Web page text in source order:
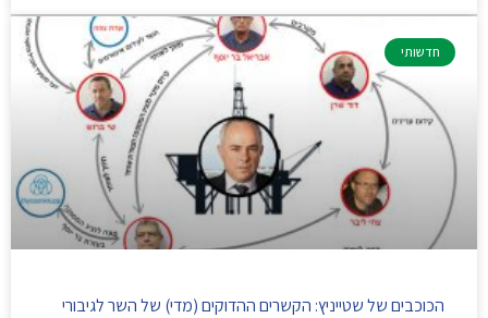
חדשותי
הכוכבים של שטייניץ: הקשרים ההדוקים (מדי) של השר לגיבורי